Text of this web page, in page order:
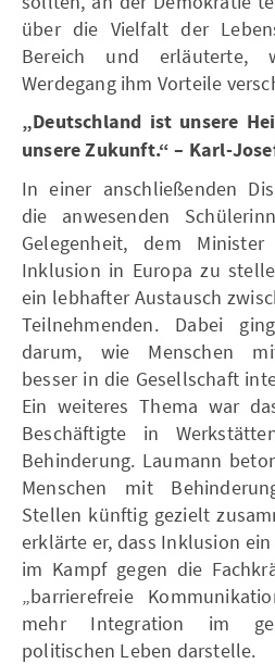
über die Vielfalt der
Bereich und erläuterte,
Werdegang ihm Vorteile
„Deutschland ist unsere
unsere Zukunft.“ – Karl-
In einer anschließenden
die anwesenden
Gelegenheit, dem
Inklusion in Europa zu
ein lebhafter Austausch
Teilnehmenden. Dabei
darum, wie Menschen
besser in die Gesellschaft
Ein weiteres Thema war
Beschäftigte in
Behinderung. Laumann
Menschen mit
Stellen künftig gezielt
erklärte er, dass Inklusion
im Kampf gegen die
„barrierefreie
mehr Integration im
politischen Leben darstelle.